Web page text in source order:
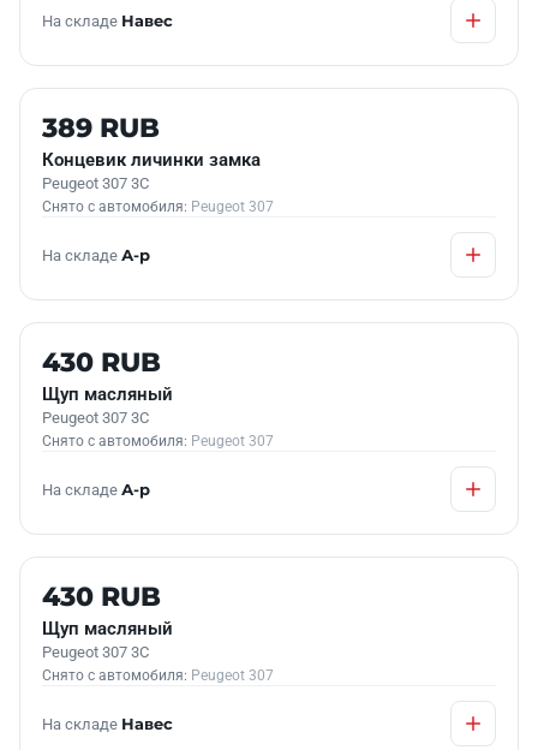
На складе Навес
Б/У В НАЛИЧИИ
389 RUB
Концевик личинки замка
Peugeot 307 3C
Снято с автомобиля: Peugeot 307
На складе А-р
Б/У В НАЛИЧИИ
430 RUB
Щуп масляный
Peugeot 307 3C
Снято с автомобиля: Peugeot 307
На складе А-р
Б/У В НАЛИЧИИ
430 RUB
Щуп масляный
Peugeot 307 3C
Снято с автомобиля: Peugeot 307
На складе Навес